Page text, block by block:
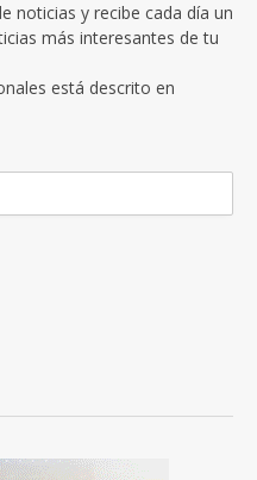
noticias y recibe cada día un
más interesantes de tu
está descrito en